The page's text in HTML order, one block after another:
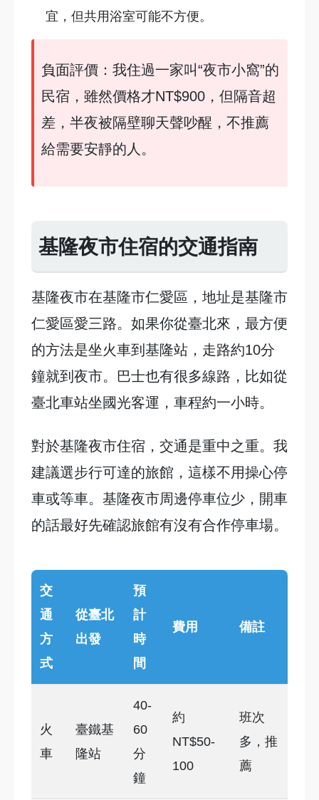
宜，但共用浴室可能不方便。
負面評價：我住過一家叫“夜市小窩”的
民宿，雖然價格才NT$900，但隔音超
差，半夜被隔壁聊天聲吵醒，不推薦
給需要安靜的人。
基隆夜市住宿的交通指南
基隆夜市在基隆市仁愛區，地址是基隆市
仁愛區愛三路。如果你從臺北來，最方便
的方法是坐火車到基隆站，走路約10分
鐘就到夜市。巴士也有很多線路，比如從
臺北車站坐國光客運，車程約一小時。
對於基隆夜市住宿，交通是重中之重。我
建議選步行可達的旅館，這樣不用操心停
車或等車。基隆夜市周邊停車位少，開車
的話最好先確認旅館有沒有合作停車場。
交
通
方
式
從臺北
出發
預
計
時
間
費用 備註
火
車
臺鐵基
隆站
40-
60
分
鐘
約
NT$50-
100
班次
多，推
薦